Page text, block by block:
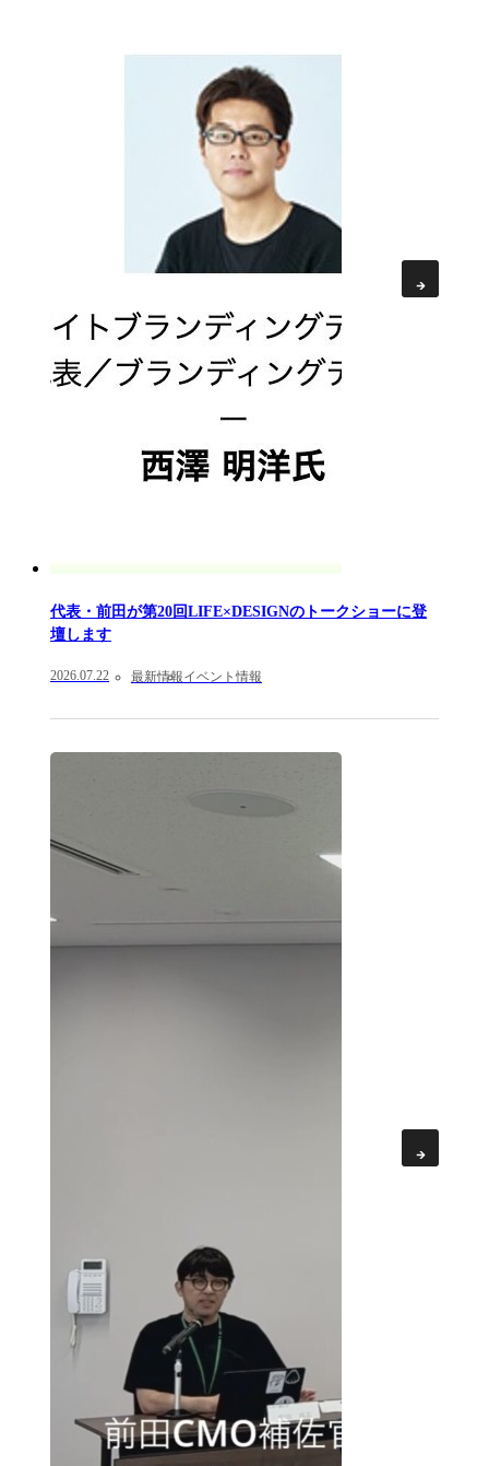
代表・前田が第20回LIFE×DESIGNのトークショーに登
壇します
2026.07.22 最新情報イベント情報